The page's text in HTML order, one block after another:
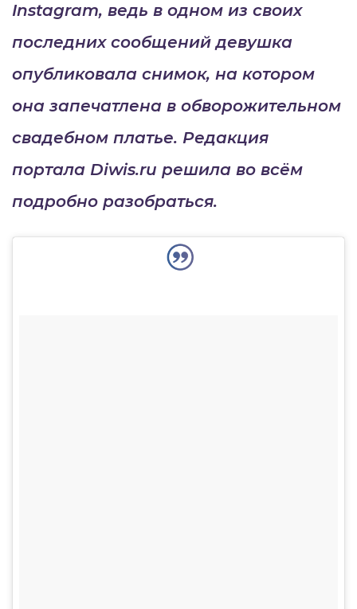
Instagram, ведь в одном из своих
последних сообщений девушка
опубликовала снимок, на котором
она запечатлена в обворожительном
свадебном платье. Редакция
портала Diwis.ru решила во всём
подробно разобраться.